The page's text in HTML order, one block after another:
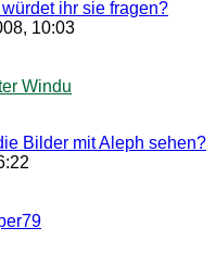
ihr sie fragen?
10:03
Windu
Bilder mit Aleph sehen?